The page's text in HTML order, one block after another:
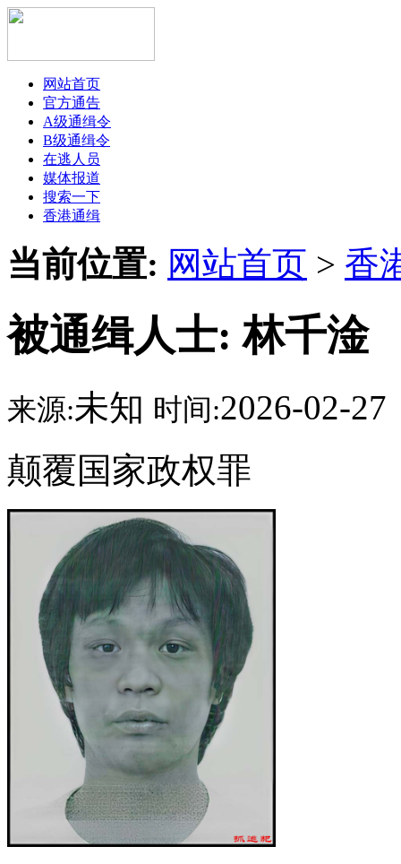
网站首页
官方通告
A级通缉令
B级通缉令
在逃人员
媒体报道
搜索一下
香港通缉
当前位置: 网站首页 > 香
被通缉人士: 林千淦
来源:未知 时间:2026-02-27
颠覆国家政权罪